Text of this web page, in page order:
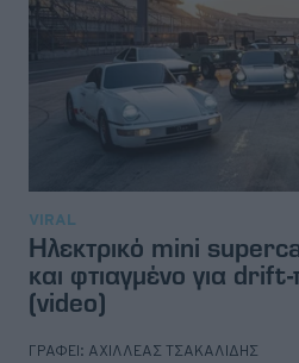
VIRAL
Ηλεκτρικό mini
και φτιαγμένο για
(video)
ΓΡΑΦΕΙ: ΑΧΙΛΛΕΑΣ ΤΣΑΚΑΛΙΔΗΣ